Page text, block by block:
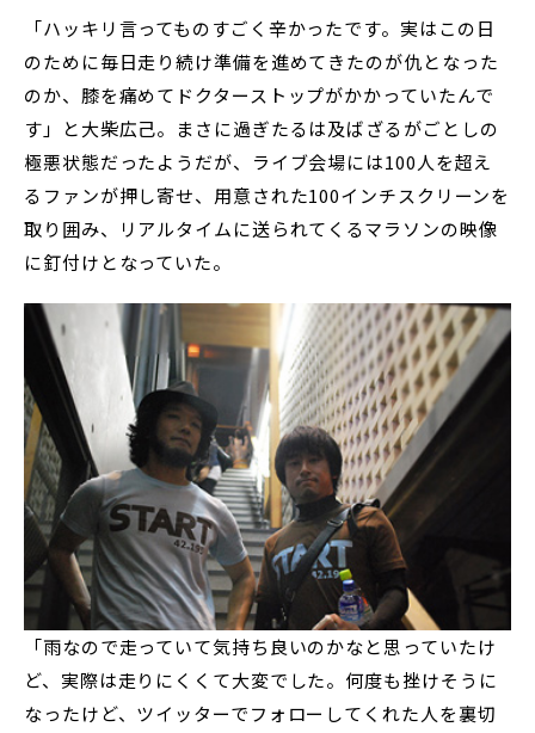
「ハッキリ言ってものすごく辛かったです。実はこの日
のために毎日走り続け準備を進めてきたのが仇となった
のか、膝を痛めてドクターストップがかかっていたんで
す」と大柴広己。まさに過ぎたるは及ばざるがごとしの
極悪状態だったようだが、ライブ会場には100人を超え
るファンが押し寄せ、用意された100インチスクリーンを
取り囲み、リアルタイムに送られてくるマラソンの映像
に釘付けとなっていた。
「雨なので走っていて気持ち良いのかなと思っていたけ
ど、実際は走りにくくて大変でした。何度も挫けそうに
なったけど、ツイッターでフォローしてくれた人を裏切